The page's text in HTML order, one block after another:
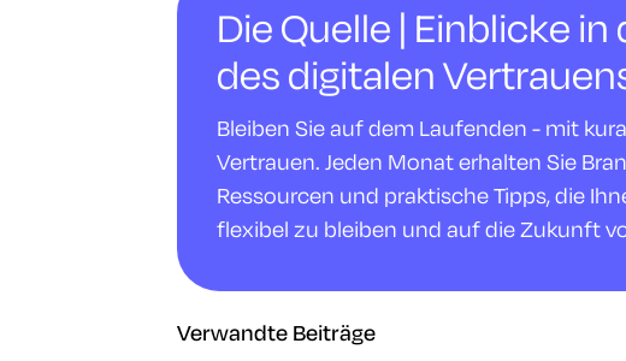
Die Quelle | Einblicke
des digitalen
Bleiben Sie auf dem Laufenden - mit
Vertrauen. Jeden Monat erhalten Sie
Ressourcen und praktische Tipps, die
flexibel zu bleiben und auf die Zukunft
Verwandte Beiträge